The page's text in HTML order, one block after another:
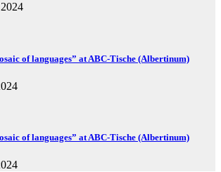
of languages” at ABC-Tische (Albertinum)
of languages” at ABC-Tische (Albertinum)